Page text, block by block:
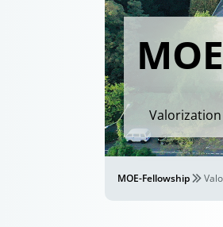
MOE-Fellowship